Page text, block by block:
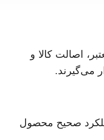
مجموعه نامی لوکس دارای گارانتی ۱۸ ماهه معتبر، اصالت کالا و
می‌گیرند.
صحیح محصول